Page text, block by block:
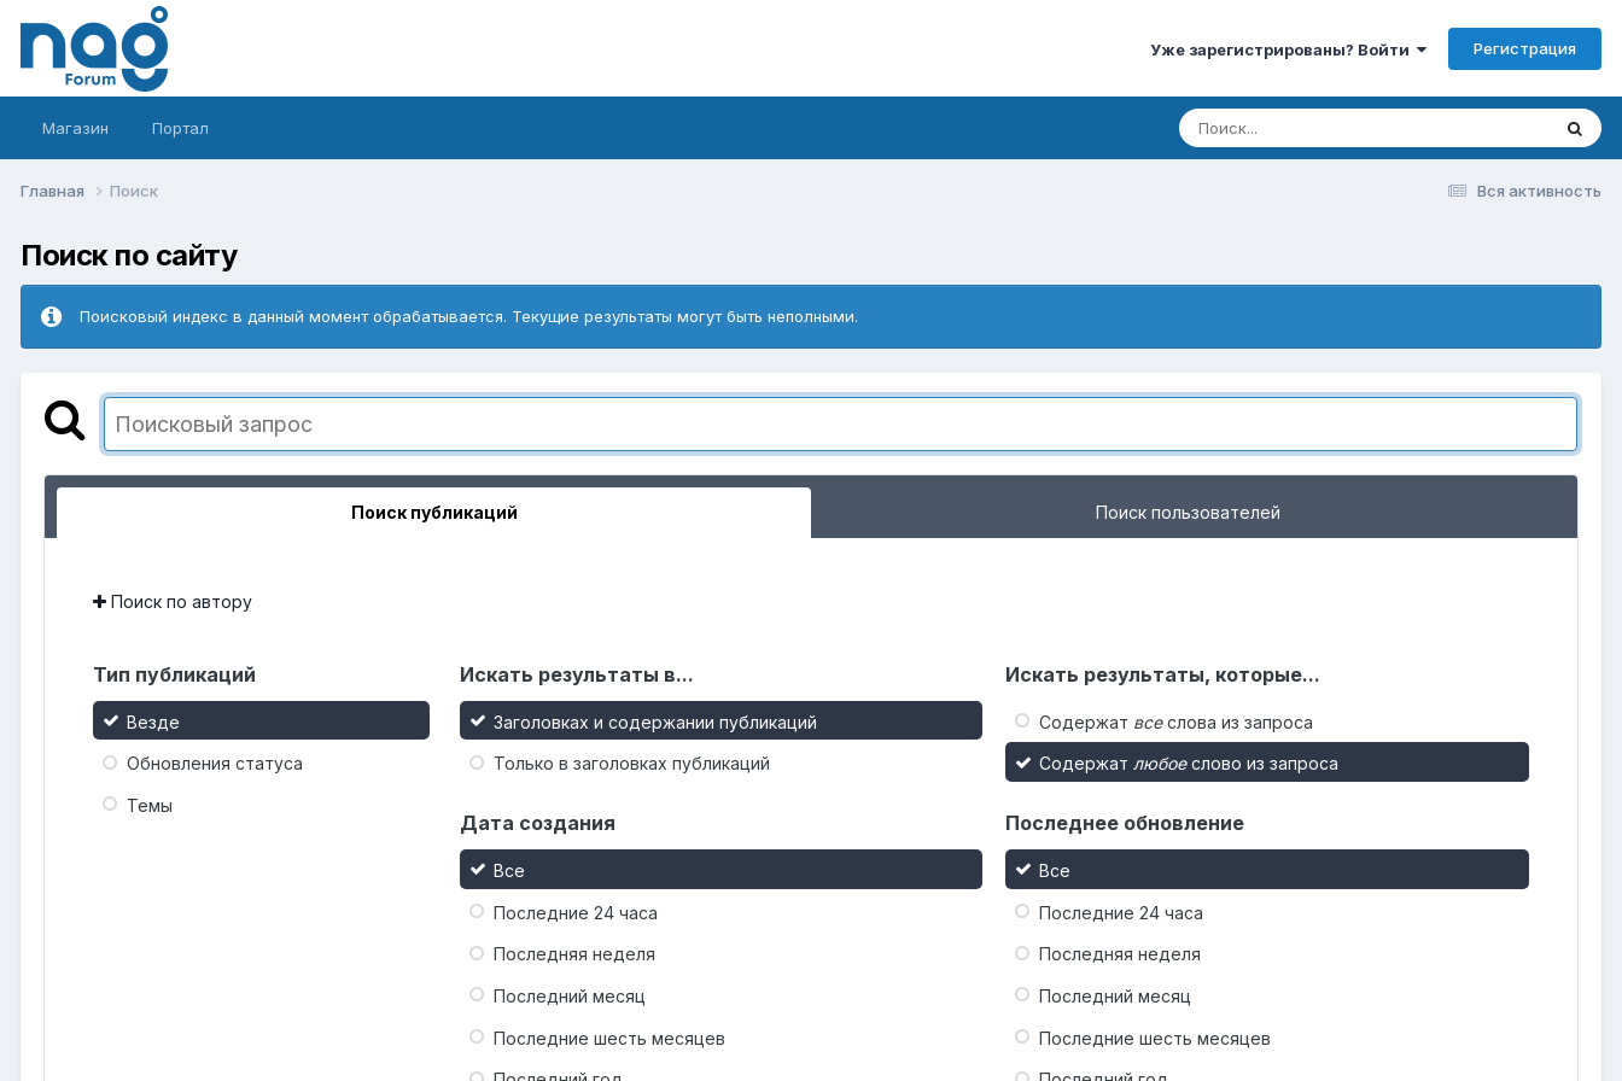
Уже зарегистрированы? Войти Регистрация
Магазин Портал
Вся активность
Главная Поиск
Поиск по сайту
Поисковый индекс в данный момент обрабатывается. Текущие результаты могут быть неполными.
Поиск публикаций Поиск пользователей
Поиск по автору
Тип публикаций
Везде
Обновления статуса
Темы
Искать результаты в...
Заголовках и содержании публикаций
Только в заголовках публикаций
Искать результаты, которые...
Содержат всеслова из запроса
Содержат любоеслово из запроса
Дата создания
Все
Последние 24 часа
Последняя неделя
Последний месяц
Последние шесть месяцев
Последнее обновление
Все
Последние 24 часа
Последняя неделя
Последний месяц
Последние шесть месяцев